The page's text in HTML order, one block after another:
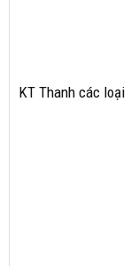
KT Thanh các loại